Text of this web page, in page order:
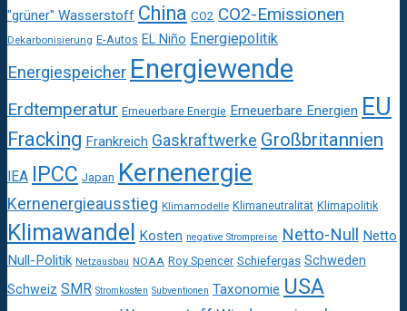
"grüner" Wasserstoff China CO2 CO2-Emissionen
Dekarbonisierung E-Autos EL Niño Energiepolitik
Energiespeicher Energiewende
Erdtemperatur Erneuerbare Energie Erneuerbare Energien EU
Fracking Frankreich Gaskraftwerke Großbritannien
IEA IPCC Japan Kernenergie
Kernenergieausstieg Klimamodelle Klimaneutralität Klimapolitik
Klimawandel Kosten negative Strompreise Netto-Null Netto
Null-Politik Netzausbau NOAA Roy Spencer Schiefergas Schweden
Schweiz SMR Stromkosten Subventionen Taxonomie USA